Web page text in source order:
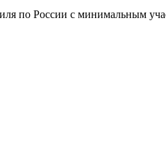
по России с минимальным